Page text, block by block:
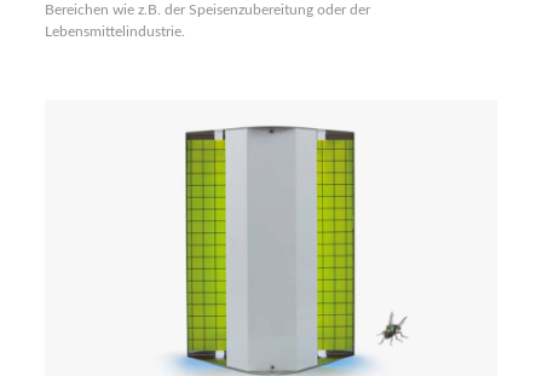
Bereichen wie z.B. der Speisenzubereitung oder der
Lebensmittelindustrie.